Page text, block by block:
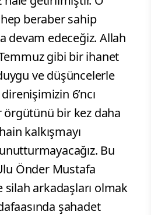
hep beraber sahip
devam edeceğiz. Allah
gibi bir ihanet
ve düşüncelerle
6’ncı
örgütünü bir kez daha
kalkışmayı
Bu
Önder Mustafa
silah arkadaşları olmak
şahadet